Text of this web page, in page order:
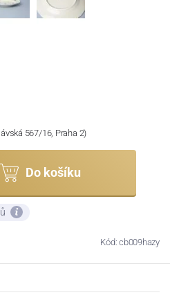
567/16, Praha 2)
Do košíku
Kód: cb009hazy